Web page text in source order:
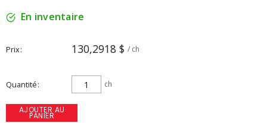
En inventaire
Prix 130,2918 $ / ch
Quantité ch
AJOUTER AU
PANIER